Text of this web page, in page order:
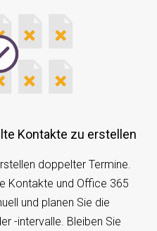
Kontakte zu erstellen
doppelter Termine.
Kontakte und Office 365
und planen Sie die
-intervalle. Bleiben Sie